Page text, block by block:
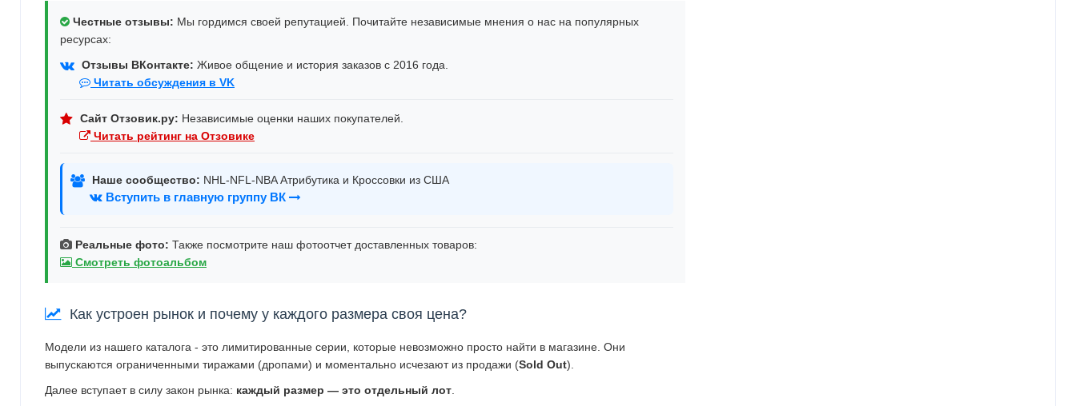
Честные отзывы: Мы гордимся своей репутацией. Почитайте независимые мнения о нас на популярных
ресурсах:
Отзывы ВКонтакте: Живое общение и история заказов с 2016 года.
Читать обсуждения в VK
Сайт Отзовик.ру: Независимые оценки наших покупателей.
Читать рейтинг на Отзовике
Наше сообщество: NHL-NFL-NBA Атрибутика и Кроссовки из США
Вступить в главную группу ВК
Реальные фото: Также посмотрите наш фотоотчет доставленных товаров:
Смотреть фотоальбом
Как устроен рынок и почему у каждого размера своя цена?
Модели из нашего каталога - это лимитированные серии, которые невозможно просто найти в магазине. Они
выпускаются ограниченными тиражами (дропами) и моментально исчезают из продажи (Sold Out).
Далее вступает в силу закон рынка: каждый размер — это отдельный лот